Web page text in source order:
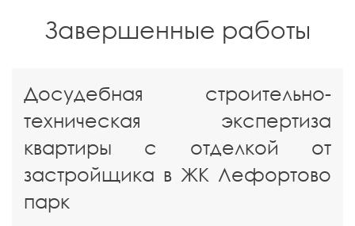
Завершенные работы
Досудебная строительно-
техническая экспертиза
квартиры с отделкой от
застройщика в ЖК Лефортово
парк